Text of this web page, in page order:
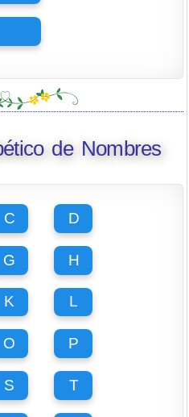
de Nombres
C D
G H
K L
O P
S T